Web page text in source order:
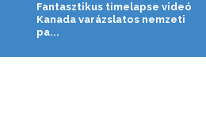
Fantasztikus timelapse videó
Kanada varázslatos nemzeti
pa...